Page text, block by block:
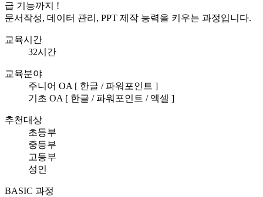
급 기능까지 !
문서작성, 데이터 관리, PPT 제작 능력을 키우는 과정입니다.
교육시간
32시간
교육분야
주니어 OA [ 한글 / 파워포인트 ]
기초 OA [ 한글 / 파워포인트 / 엑셀 ]
추천대상
초등부
중등부
고등부
성인
BASIC 과정